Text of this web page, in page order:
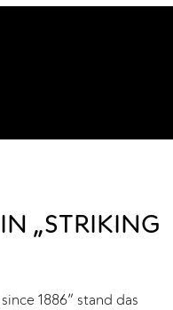
„STRIKING
1886” stand das